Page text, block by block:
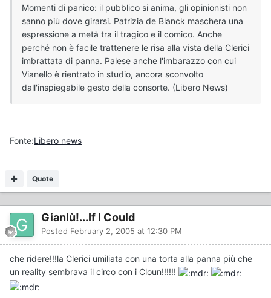
Momenti di panico: il pubblico si anima, gli opinionisti non
sanno più dove girarsi. Patrizia de Blanck maschera una
espressione a metà tra il tragico e il comico. Anche
perché non è facile trattenere le risa alla vista della Clerici
imbrattata di panna. Palese anche l'imbarazzo con cui
Vianello è rientrato in studio, ancora sconvolto
dall'inspiegabile gesto della consorte. (Libero News)
Fonte:Libero news
Quote
Gianlù!...If I Could
Posted February 2, 2005 at 12:30 PM
che ridere!!!la Clerici umiliata con una torta alla panna più che
un reality sembrava il circo con i Cloun!!!!!!